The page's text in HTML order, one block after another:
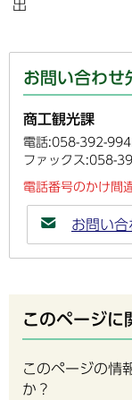
出
お問い合わせ
商工観光課
電話:058-392-
ファックス:058-
電話番号のかけ間
お問い合
このページに
このページの情
か？